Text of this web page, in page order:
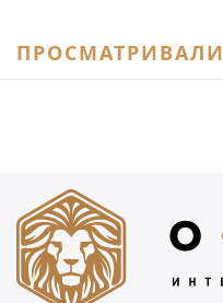
ПРОСМАТРИВАЛИ